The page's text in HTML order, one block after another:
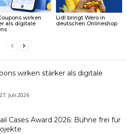
wirken
als digitale
Lidl bringt Wero in
deutschen Onlineshop
wirken stärker als digitale
27. Juli 2026
Cases Award 2026: Bühne frei für